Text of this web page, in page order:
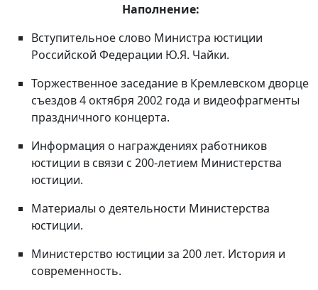
Наполнение:
Вступительное слово Министра юстиции
Российской Федерации Ю.Я. Чайки.
Торжественное заседание в Кремлевском дворце
съездов 4 октября 2002 года и видеофрагменты
праздничного концерта.
Информация о награждениях работников
юстиции в связи с 200-летием Министерства
юстиции.
Материалы о деятельности Министерства
юстиции.
Министерство юстиции за 200 лет. История и
современность.